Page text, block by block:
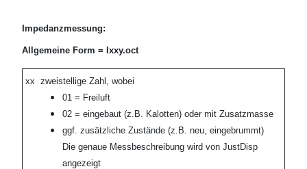
Impedanzmessung:
Allgemeine Form = Ixxy.oct
xx zweistellige Zahl, wobei
01 = Freiluft
02 = eingebaut (z.B. Kalotten) oder mit Zusatzmasse
ggf. zusätzliche Zustände (z.B. neu, eingebrummt)
Die genaue Messbeschreibung wird von JustDisp
angezeigt